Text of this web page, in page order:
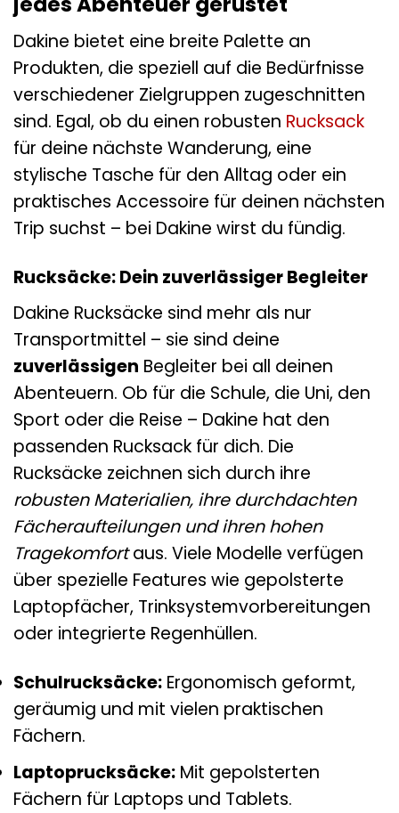
Dakine bietet eine breite Palette an
Produkten, die speziell auf die Bedürfnisse
verschiedener Zielgruppen zugeschnitten
sind. Egal, ob du einen robusten Rucksack
für deine nächste Wanderung, eine
stylische Tasche für den Alltag oder ein
praktisches Accessoire für deinen nächsten
Trip suchst – bei Dakine wirst du fündig.
Rucksäcke: Dein zuverlässiger Begleiter
Dakine Rucksäcke sind mehr als nur
Transportmittel – sie sind deine
zuverlässigen Begleiter bei all deinen
Abenteuern. Ob für die Schule, die Uni, den
Sport oder die Reise – Dakine hat den
passenden Rucksack für dich. Die
Rucksäcke zeichnen sich durch ihre
robusten Materialien, ihre durchdachten
Fächeraufteilungen und ihren hohen
Tragekomfortaus. Viele Modelle verfügen
über spezielle Features wie gepolsterte
Laptopfächer, Trinksystemvorbereitungen
oder integrierte Regenhüllen.
Schulrucksäcke: Ergonomisch geformt,
geräumig und mit vielen praktischen
Fächern.
Laptoprucksäcke: Mit gepolsterten
Fächern für Laptops und Tablets.